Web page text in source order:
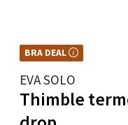
BRA DEAL
BRA DEAL – et godt kjøp,
EVA SOLO
Thimble
Karmsund -